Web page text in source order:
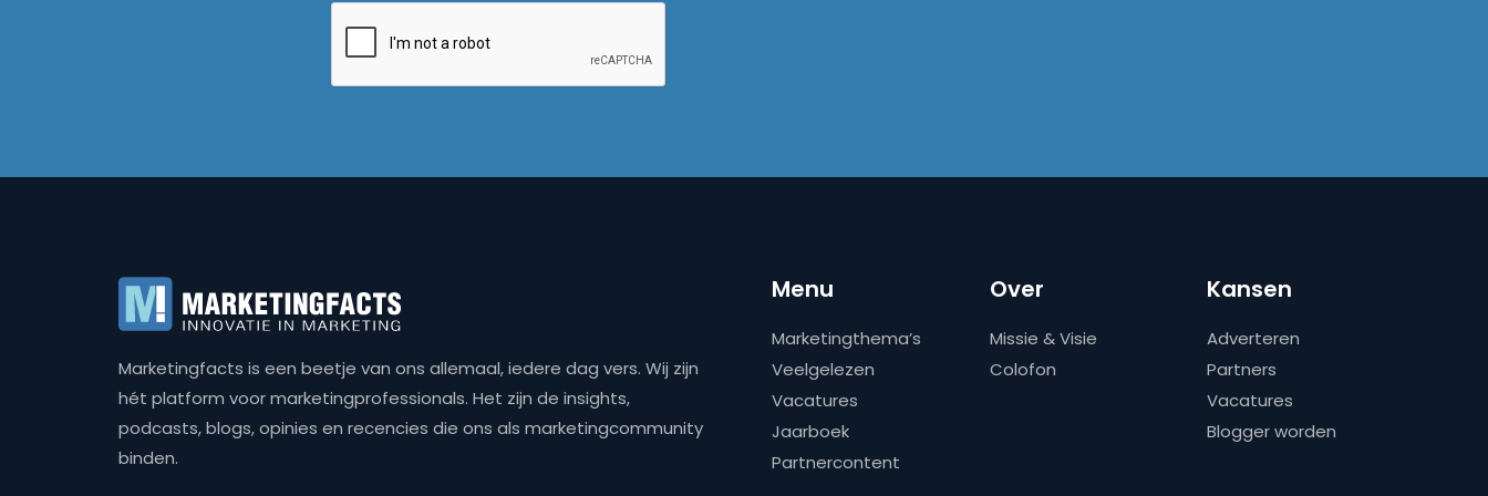
Marketingfacts is een beetje van ons allemaal, iedere dag vers. Wij zijn
hét platform voor marketingprofessionals. Het zijn de insights,
podcasts, blogs, opinies en recencies die ons als marketingcommunity
binden.
Menu
Marketingthema’s
Veelgelezen
Vacatures
Jaarboek
Partnercontent
Over
Missie & Visie
Colofon
Kansen
Adverteren
Partners
Vacatures
Blogger worden